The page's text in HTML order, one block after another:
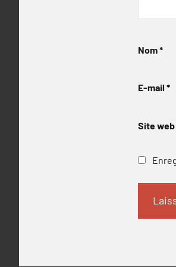
Nom*
E-mail *
Site web